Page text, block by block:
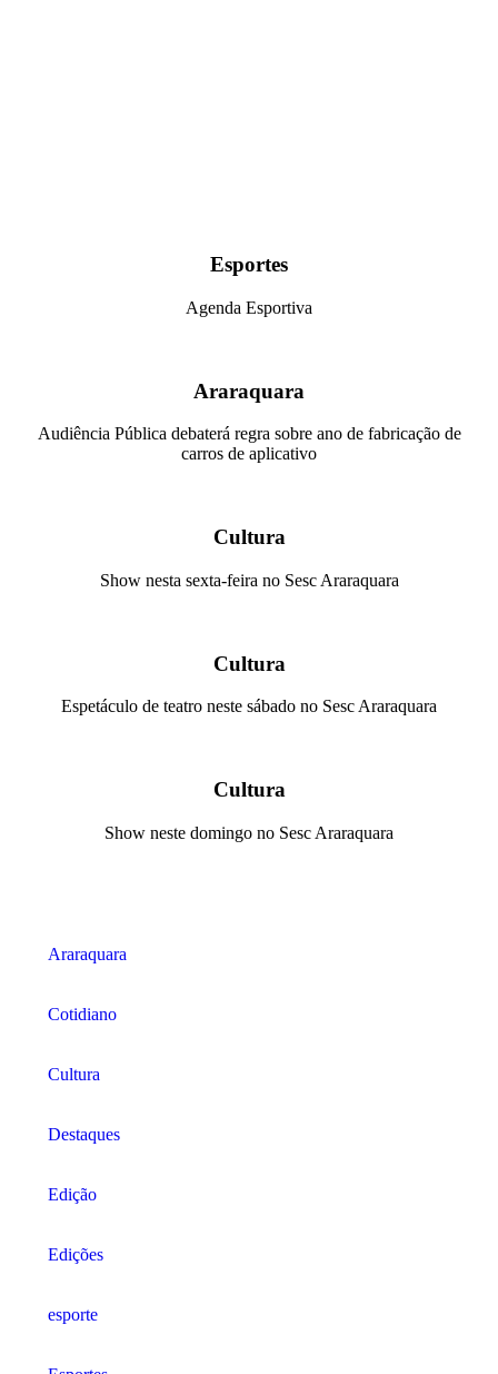
Esportes
Agenda Esportiva
Araraquara
Audiência Pública debaterá regra sobre ano de fabricação de
carros de aplicativo
Cultura
Show nesta sexta-feira no Sesc Araraquara
Cultura
Espetáculo de teatro neste sábado no Sesc Araraquara
Cultura
Show neste domingo no Sesc Araraquara
Araraquara
Cotidiano
Cultura
Destaques
Edição
Edições
esporte